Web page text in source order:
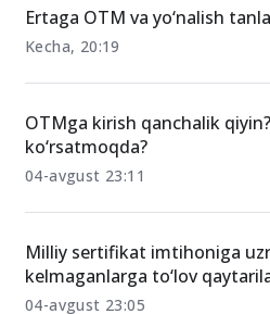
Ertaga OTM va yo‘nalish
Kecha, 20:19
ko‘rsatmoqda?
04-avgust 23:11